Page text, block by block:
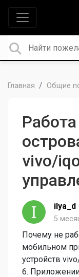
Главная Общие
vivo/
ilya_d
5
Почему не
мобильном
устройств
6.